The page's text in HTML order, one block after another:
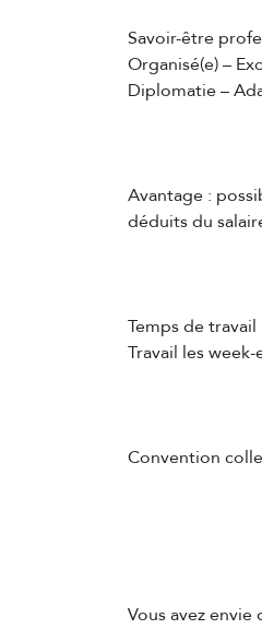
Savoir-être
Organisé(e) –
Diplomatie –
Avantage :
déduits du
Temps de
Travail les
Convention
Vous avez